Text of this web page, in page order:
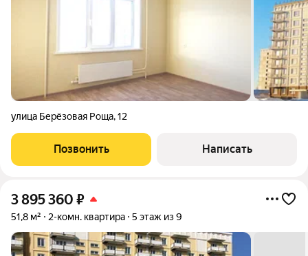
улица Берёзовая Роща,12
Позвонить Написать
3 895 360 ₽
51,8 м² 2-комн. квартира 5 этаж из 9